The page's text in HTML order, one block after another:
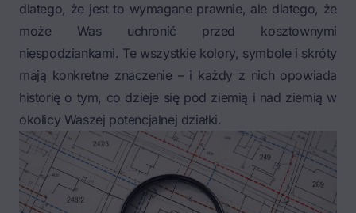
dlatego, że jest to wymagane prawnie, ale dlatego, że
może Was uchronić przed kosztownymi
niespodziankami. Te wszystkie kolory, symbole i skróty
mają konkretne znaczenie – i każdy z nich opowiada
historię o tym, co dzieje się pod ziemią i nad ziemią w
okolicy Waszej potencjalnej działki.